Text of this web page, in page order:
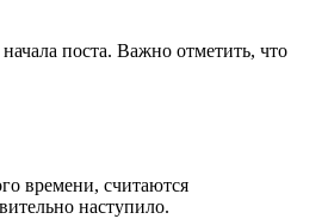
поста. Важно отметить, что
времени, считаются
наступило.